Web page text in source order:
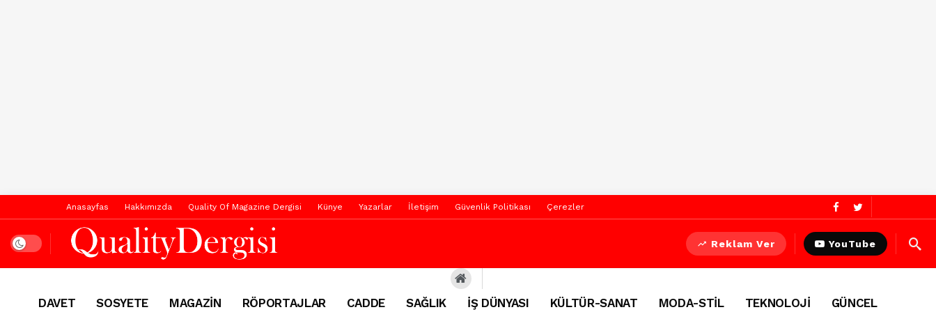
Anasayfas Hakkımızda Quality Of Magazine Dergisi Künye Yazarlar İletişim Güvenlik Politikası Çerezler
Dark mode Reklam Ver YouTube
DAVET SOSYETE MAGAZİN RÖPORTAJLAR CADDE SAĞLIK İŞ DÜNYASI KÜLTÜR-SANAT MODA-STİL TEKNOLOJİ
GÜNCEL